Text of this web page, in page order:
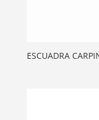
ESCUADRA